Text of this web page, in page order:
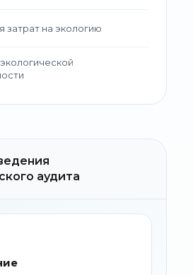
затрат на экологию
аудита